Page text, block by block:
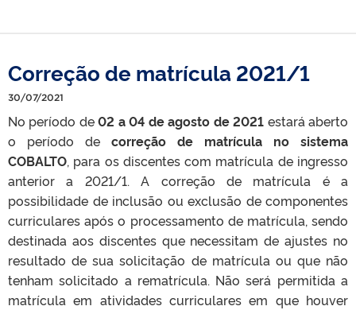
Correção de matrícula 2021/1
30/07/2021
No período de02 a 04 de agosto de 2021 estará aberto
o período de correção de matrícula no sistema
COBALTO, para os discentes com matrícula de ingresso
anterior a 2021/1. A correção de matrícula é a
possibilidade de inclusão ou exclusão de componentes
curriculares após o processamento de matrícula, sendo
destinada aos discentes que necessitam de ajustes no
resultado de sua solicitação de matrícula ou que não
tenham solicitado a rematrícula. Não será permitida a
matrícula em atividades curriculares em que houver